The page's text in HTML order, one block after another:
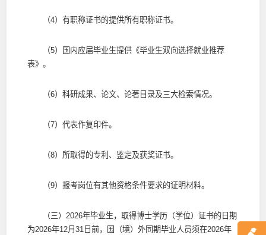
（4）有职称证书的提供所有职称证书。
（5）国内应届毕业生提供《毕业生双向选择就业推荐
表》。
（6）科研成果、论文、论著目录及三大检索情况。
（7）代表作复印件。
（8）所取得的专利、鉴定及获奖证书。
（9）报考岗位有其他资格条件要求的证明材料。
（三）2026年毕业生，取得博士学历（学位）证书的日期
为2026年12月31日前，国（境）外同期毕业人员须在2026年